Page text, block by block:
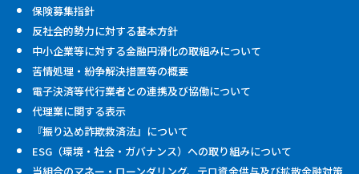
保険募集指針
反社会的勢力に対する基本方針
中小企業等に対する金融円滑化の取組みについて
苦情処理・紛争解決措置等の概要
電子決済等代行業者との連携及び協働について
代理業に関する表示
『振り込め詐欺救済法』について
ESG（環境・社会・ガバナンス）への取り組みについて